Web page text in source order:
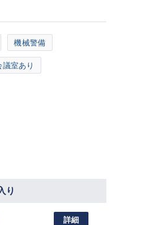
機械警備
議室あり
り
詳細